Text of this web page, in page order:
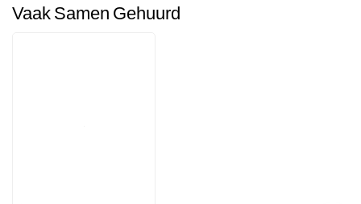
Vaak Samen Gehuurd